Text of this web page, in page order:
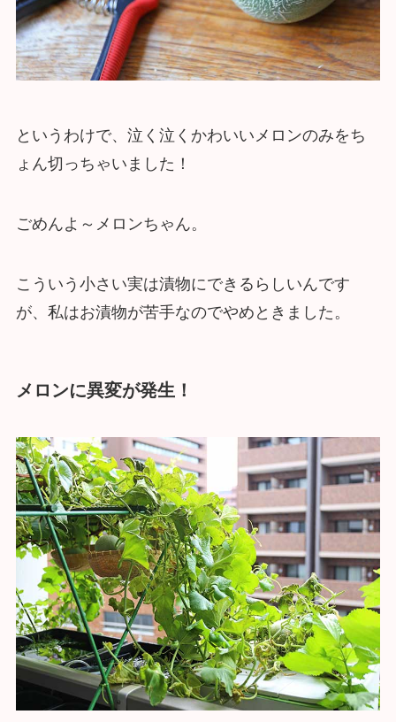
というわけで、泣く泣くかわいいメロンのみをち
ょん切っちゃいました！
ごめんよ～メロンちゃん。
こういう小さい実は漬物にできるらしいんです
が、私はお漬物が苦手なのでやめときました。
メロンに異変が発生！